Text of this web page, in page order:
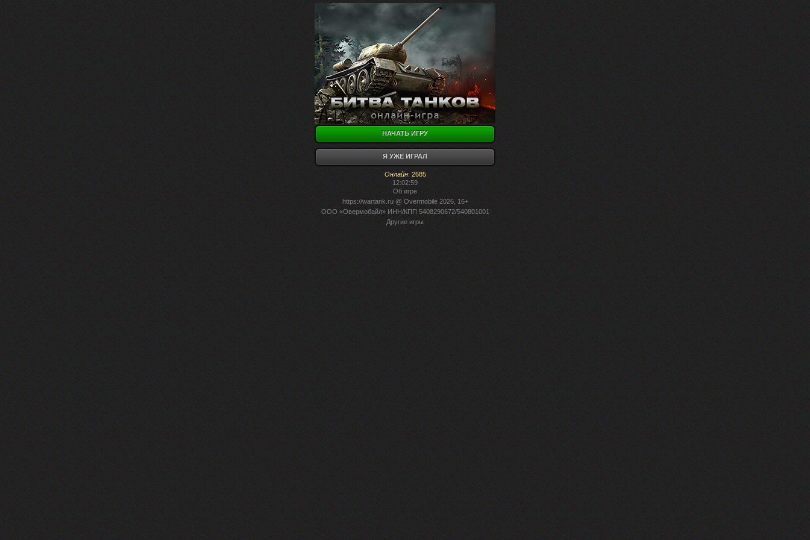
НАЧАТЬ ИГРУ
Я УЖЕ ИГРАЛ
Онлайн: 2685
12:02:59
Об игре
https://wartank.ru@ Overmobile 2026, 16+
ООО «Овермобайл» ИНН/КПП 5408290672/540801001
Другие игры